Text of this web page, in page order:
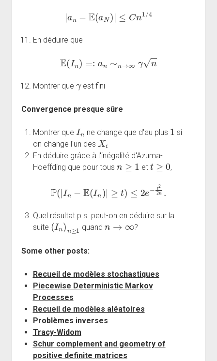
−E(a ) | C n1 4
En déduire que
E In
Montrer que est fini
Convergence presque sûre
Montrer que
In
ne change que d'au plus
1
si
on change l'un des
Xi
En déduire grâce à l'inégalité d'Azuma-
Hoeffding que pour tous
n≥1
et
t ≥0
,
.
Quel résultat p.s. peut-on en déduire sur la
suite
(In)n≥1
quand
n→ ∞
?
Some other posts:
Recueil de modèles stochastiques
Piecewise Deterministic Markov
Processes
Recueil de modèles aléatoires
Problèmes inverses
Tracy-Widom
Schur complement and geometry of
positive definite matrices